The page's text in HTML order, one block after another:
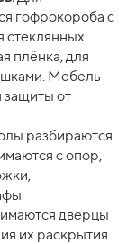
гофрокороба с
плёнка, для
Мебель
защиты от
разбираются
с опор,
дверцы
их раскрытия